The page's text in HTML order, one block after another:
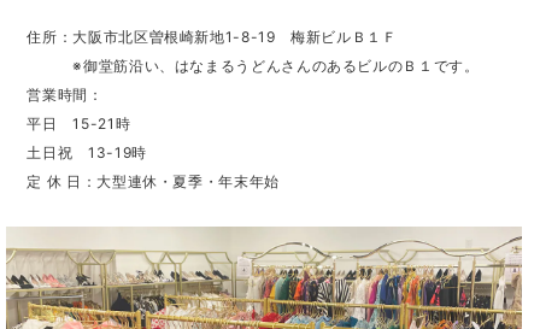
住所：大阪市北区曽根崎新地1-8-19 梅新ビルＢ１Ｆ
※御堂筋沿い、はなまるうどんさんのあるビルのＢ１です。
営業時間：
平日 15-21時
土日祝 13-19時
定 休 日：大型連休・夏季・年末年始